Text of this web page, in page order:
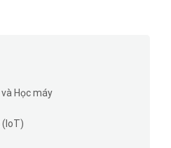
Học máy